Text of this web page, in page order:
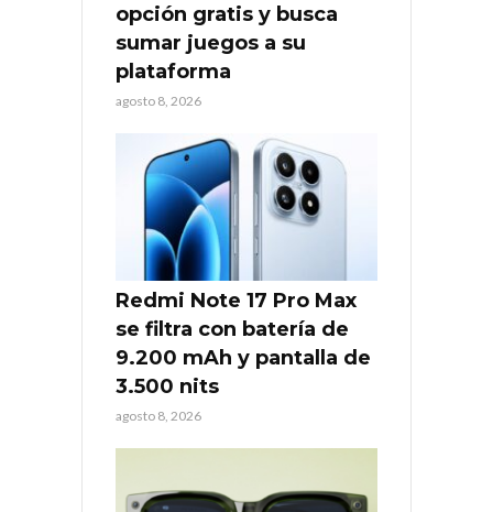
opción gratis y busca
sumar juegos a su
plataforma
agosto 8, 2026
Redmi Note 17 Pro Max
se filtra con batería de
9.200 mAh y pantalla de
3.500 nits
agosto 8, 2026